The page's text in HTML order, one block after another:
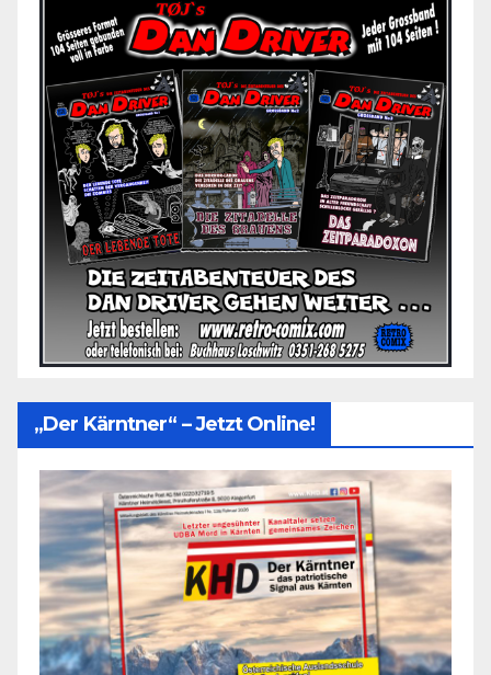
„Der Kärntner“ – Jetzt Online!